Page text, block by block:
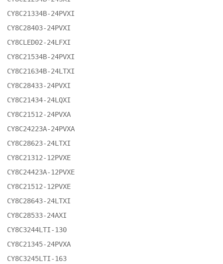
CY8C21334B-24PVXI
CY8C28403-24PVXI
CY8CLED02-24LFXI
CY8C21534B-24PVXI
CY8C21634B-24LTXI
CY8C28433-24PVXI
CY8C21434-24LQXI
CY8C21512-24PVXA
CY8C24223A-24PVXA
CY8C28623-24LTXI
CY8C21312-12PVXE
CY8C24423A-12PVXE
CY8C21512-12PVXE
CY8C28643-24LTXI
CY8C28533-24AXI
CY8C3244LTI-130
CY8C21345-24PVXA
CY8C3245LTI-163